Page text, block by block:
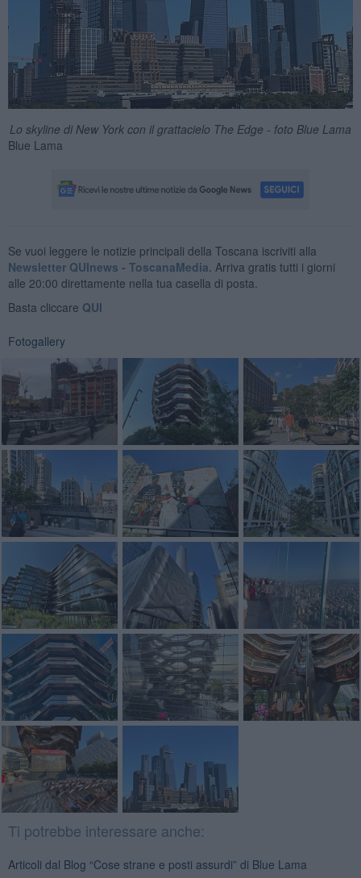
Lo skyline di New York con il grattacielo The Edge - foto Blue Lama
Blue Lama
Se vuoi leggere le notizie principali della Toscana iscriviti alla
Newsletter QUInews - ToscanaMedia. Arriva gratis tutti i giorni
alle 20:00 direttamente nella tua casella di posta.
Basta cliccare QUI
Fotogallery
Ti potrebbe interessare anche:
Articoli dal Blog “Cose strane e posti assurdi” di Blue Lama